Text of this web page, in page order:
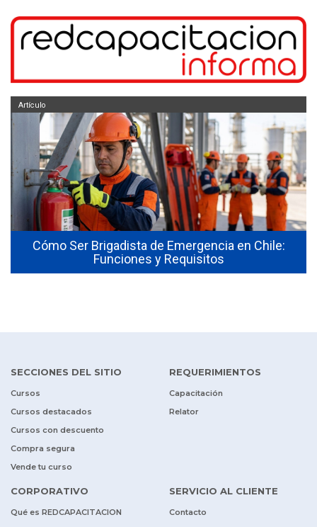
Cómo Ser Brigadista de Emergencia en Chile:
Funciones y Requisitos
Artículo
SECCIONES DEL SITIO
Cursos
Cursos destacados
Cursos con descuento
Compra segura
Vende tu curso
REQUERIMIENTOS
Capacitación
Relator
CORPORATIVO
Qué es REDCAPACITACION
SERVICIO AL CLIENTE
Contacto